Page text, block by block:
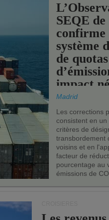
SEQE de
confirme
système
de quotas
impact
les ports
Madrid
Les corrections
consistent en
critères de
transbordement
voisins et en
facteur de
pourcentage au
émissions de